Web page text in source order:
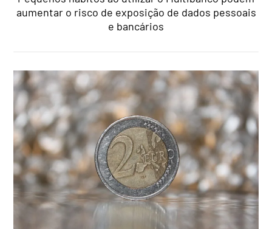
aumentar o risco de exposição de dados pessoais
e bancários